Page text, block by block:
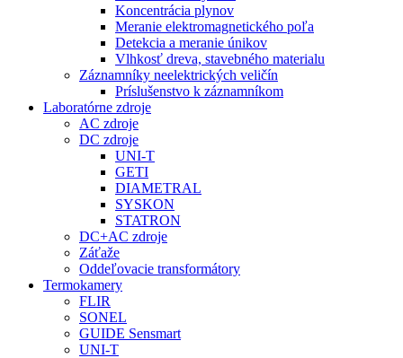
Koncentrácia plynov
Meranie elektromagnetického poľa
Detekcia a meranie únikov
Vlhkosť dreva, stavebného materialu
Záznamníky neelektrických veličín
Príslušenstvo k záznamníkom
Laboratórne zdroje
AC zdroje
DC zdroje
UNI-T
GETI
DIAMETRAL
SYSKON
STATRON
DC+AC zdroje
Záťaže
Oddeľovacie transformátory
Termokamery
FLIR
SONEL
GUIDE Sensmart
UNI-T